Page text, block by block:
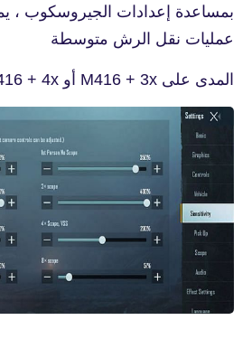
بمساعدة إعدادات الجيروسكوب ،
عمليات نقل الرش متوسطة
المدى على M416 + 3x أو M416 + 4x إلى حد كبير.